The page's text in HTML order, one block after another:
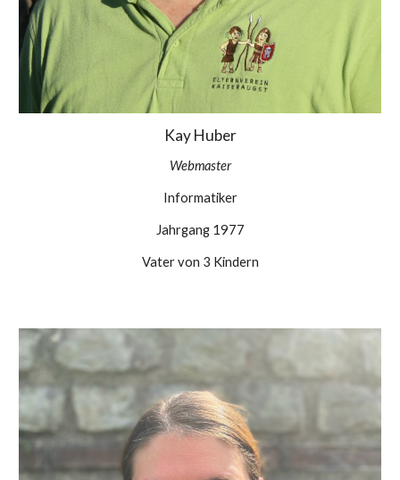
Kay Huber
Webmaster
Informatiker
Jahrgang 1977
Vater von 3 Kindern